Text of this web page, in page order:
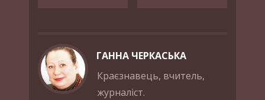
ГАННА ЧЕРКАСЬКА
Краєзнавець, вчитель,
журналіст.